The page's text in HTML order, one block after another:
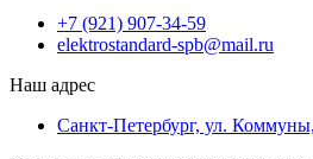
+7 (921) 907-34-59
elektrostandard-spb@mail.ru
Наш адрес
Санкт-Петербург, ул.